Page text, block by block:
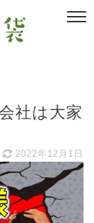
社は大家
2022年12月1日